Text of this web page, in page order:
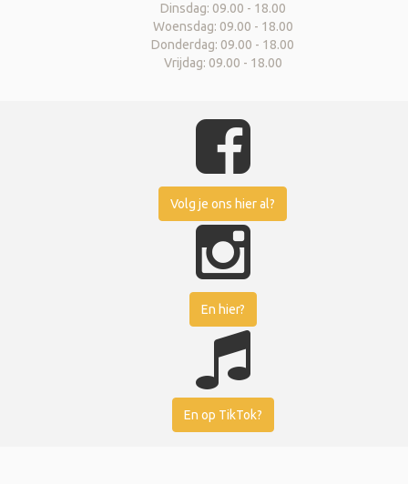
Dinsdag: 09.00 - 18.00
Woensdag: 09.00 - 18.00
Donderdag: 09.00 - 18.00
Vrijdag: 09.00 - 18.00
Volg je ons hier al?
En hier?
En op TikTok?